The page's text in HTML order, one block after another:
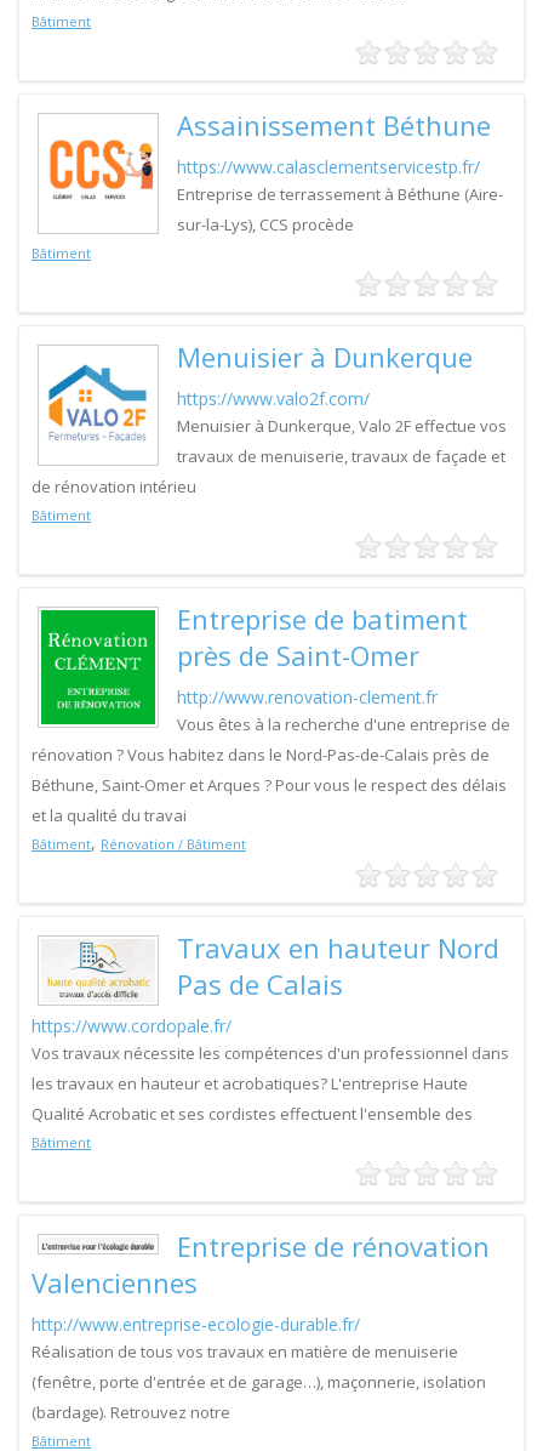
Bâtiment
Assainissement Béthune
https://www.calasclementservicestp.fr/
Entreprise de terrassement à Béthune (Aire-
sur-la-Lys), CCS procède
Bâtiment
Menuisier à Dunkerque
https://www.valo2f.com/
Menuisier à Dunkerque, Valo 2F effectue vos
travaux de menuiserie, travaux de façade et
de rénovation intérieu
Bâtiment
Entreprise de batiment
près de Saint-Omer
http://www.renovation-clement.fr
Vous êtes à la recherche d'une entreprise de
rénovation ? Vous habitez dans le Nord-Pas-de-Calais près de
Béthune, Saint-Omer et Arques ? Pour vous le respect des délais
et la qualité du travai
Bâtiment, Rénovation / Bâtiment
Travaux en hauteur Nord
Pas de Calais
https://www.cordopale.fr/
Vos travaux nécessite les compétences d'un professionnel dans
les travaux en hauteur et acrobatiques? L'entreprise Haute
Qualité Acrobatic et ses cordistes effectuent l'ensemble des
Bâtiment
Entreprise de rénovation
Valenciennes
http://www.entreprise-ecologie-durable.fr/
Réalisation de tous vos travaux en matière de menuiserie
(fenêtre, porte d'entrée et de garage…), maçonnerie, isolation
(bardage). Retrouvez notre
Bâtiment